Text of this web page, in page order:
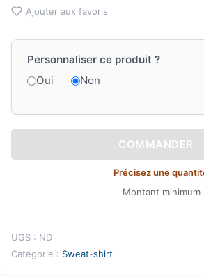
Ajouter aux favoris
Personnaliser ce produit ?
Oui
Non
COMMANDER
Précisez une
Montant
UGS : ND
Catégorie : Sweat-shirt